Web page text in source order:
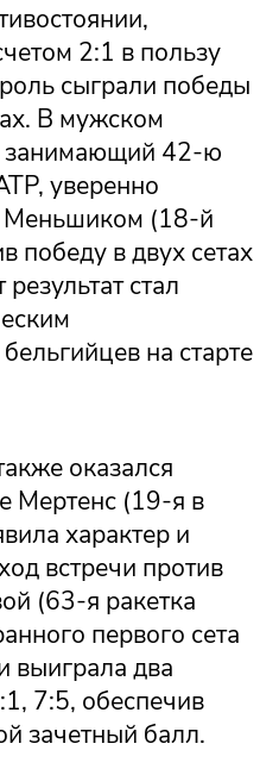
2:1 в пользу
сыграли победы
В мужском
занимающий 42-ю
уверенно
Меньшиком (18-й
победу в двух сетах
стал
на старте
оказался
Мертенс (19-я в
характер и
встречи против
(63-я ракетка
первого сета
выиграла два
7:5, обеспечив
зачетный балл.